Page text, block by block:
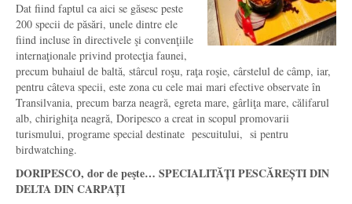
Dat fiind faptul ca aici se găsesc peste
200 specii de păsări, unele dintre ele
fiind incluse în directivele şi convenţiile
internaţionale privind protecţia faunei,
precum buhaiul de baltă, stârcul roşu, raţa roşie, cârstelul de câmp, iar,
pentru câteva specii, este zona cu cele mai mari efective observate în
Transilvania, precum barza neagră, egreta mare, gârliţa mare, călifarul
alb, chirighiţa neagră, Doripesco a creat in scopul promovarii
turismului, programe special destinate pescuitului, si pentru
birdwatching.
DORIPESCO, dor de peşte… SPECIALITĂȚI PESCĂREȘTI DIN
DELTA DIN CARPAȚI